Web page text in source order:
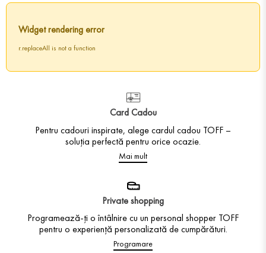
Widget rendering error
r.replaceAll is not a function
Card Cadou
Pentru cadouri inspirate, alege cardul cadou TOFF –
soluția perfectă pentru orice ocazie.
Mai mult
Private shopping
Programează-ți o întâlnire cu un personal shopper TOFF
pentru o experiență personalizată de cumpărături.
Programare